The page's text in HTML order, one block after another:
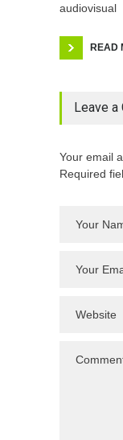
audiovisual
READ
Leave a
Your email
Required